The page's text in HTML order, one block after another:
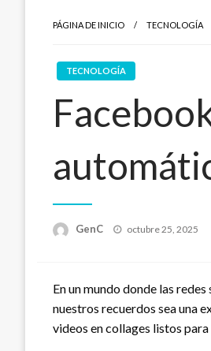
PÁGINA DE INICIO TECNOLOGÍA
TECNOLOGÍA
GenC
Publicado
octubre 25, 2025
En un mundo donde las
nuestros recuerdos sea una
videos en collages listos